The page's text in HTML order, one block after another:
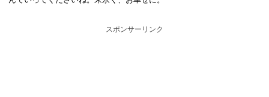
スポンサーリンク